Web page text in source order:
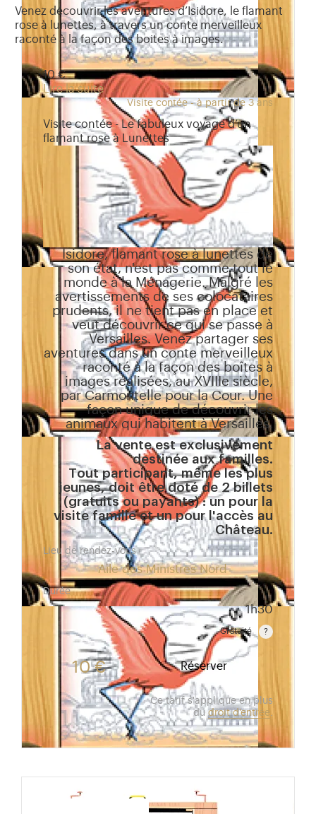
Venez découvrir les aventures d’Isidore, le flamant
rose à lunettes, à travers un conte merveilleux
raconté à la façon des boites à images.
10 €
Lire la suite
Visite contée - à partir de 3 ans
Visite contée - Le fabuleux voyage d’un
flamant rose à Lunettes
Isidore, flamant rose à lunettes de
son état, n'est pas comme tout le
monde à la Ménagerie. Malgré les
avertissements de ses colocataires
prudents, il ne tient pas en place et
veut découvrir ce qui se passe à
Versailles. Venez partager ses
aventures dans un conte merveilleux
raconté à la façon des boîtes à
images réalisées, au XVIIIe siècle,
par Carmontelle pour la Cour. Une
façon unique de découvrir les
animaux qui habitent à Versailles.
La vente est exclusivement
destinée aux familles.
Tout participant, même les plus
jeunes, doit être doté de 2 billets
(gratuits ou payants) : un pour la
visite famille et un pour l'accès au
Château.
Lieu de rendez-vous
Aile des Ministres Nord
Durée
1h30
Gratuité
Gratuit pour les enfants de moins de 10 ans.Tarif
10 € Réserver
Ce tarif s'applique en plus
du droit d'entrée.